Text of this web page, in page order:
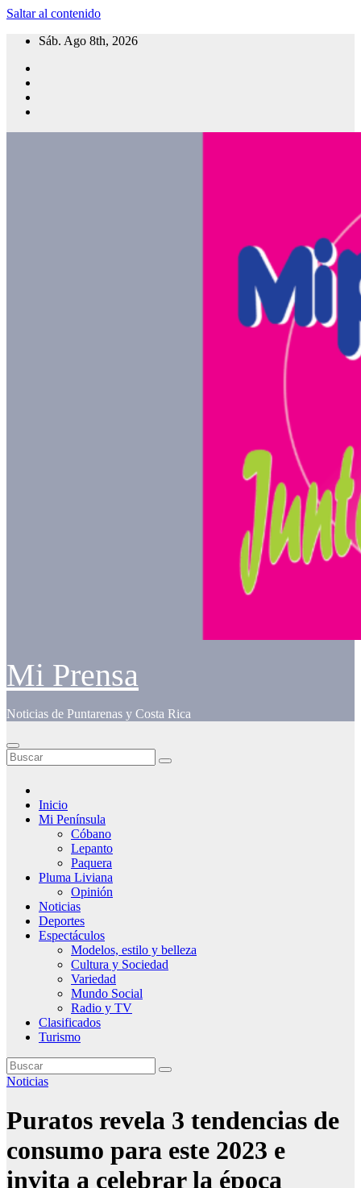
Saltar al contenido
Sáb. Ago 8th, 2026
Mi Prensa
Noticias de Puntarenas y Costa Rica
Inicio
Mi Península
Cóbano
Lepanto
Paquera
Pluma Liviana
Opinión
Noticias
Deportes
Espectáculos
Modelos, estilo y belleza
Cultura y Sociedad
Variedad
Mundo Social
Radio y TV
Clasificados
Turismo
Noticias
Puratos revela 3 tendencias de
consumo para este 2023 e
invita a celebrar la época